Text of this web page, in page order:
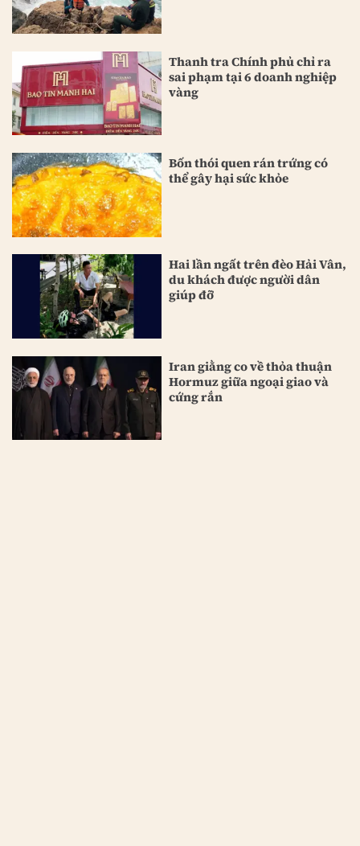
Thanh tra Chính phủ chỉ ra
sai phạm tại 6 doanh nghiệp
vàng
Bốn thói quen rán trứng có
thể gây hại sức khỏe
Hai lần ngất trên đèo Hải Vân,
du khách được người dân
giúp đỡ
Iran giằng co về thỏa thuận
Hormuz giữa ngoại giao và
cứng rắn